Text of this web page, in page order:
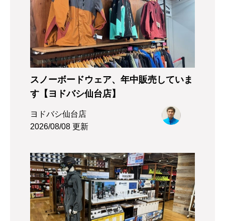
スノーボードウェア、年中販売していま
す【ヨドバシ仙台店】
ヨドバシ仙台店
2026/08/08 更新